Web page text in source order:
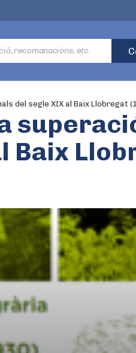
del segle XIX al Baix Llobregat
Baix